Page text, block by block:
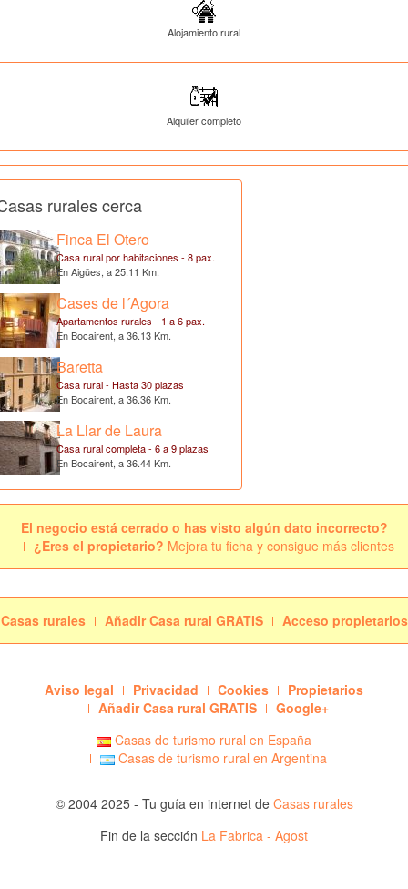
Alojamiento rural
Alquiler completo
rurales cerca
Finca El Otero
Casa rural por habitaciones - 8 pax.
En Aigües, a 25.11 Km.
Cases de l´Agora
Apartamentos rurales - 1 a 6 pax.
En Bocairent, a 36.13 Km.
Baretta
Casa rural - Hasta 30 plazas
En Bocairent, a 36.36 Km.
La Llar de Laura
Casa rural completa - 6 a 9 plazas
En Bocairent, a 36.44 Km.
El negocio está cerrado o has visto algún dato incorrecto?
¿Eres el propietario? Mejora tu ficha y consigue más clientes
Casas rurales Añadir Casa rural GRATIS Acceso propietarios
Aviso legal Privacidad Cookies
Propietarios
Añadir Casa rural GRATIS
Google+
Casas de turismo rural en España
Casas de turismo rural en Argentina
© 2004 2025 - Tu guía en internet de Casas rurales
Fin de la sección La Fabrica - Agost